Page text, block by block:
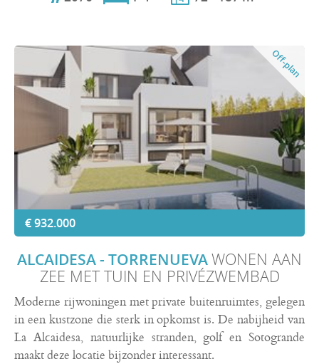
Off-plan
€ 932.000
ALCAIDESA - TORRENUEVAWONEN AAN
ZEE MET TUIN EN PRIVÉZWEMBAD
Moderne rijwoningen met private buitenruimtes, gelegen
in een kustzone die sterk in opkomst is. De nabijheid van
La Alcaidesa, natuurlijke stranden, golf en Sotogrande
maakt deze locatie bijzonder interessant.